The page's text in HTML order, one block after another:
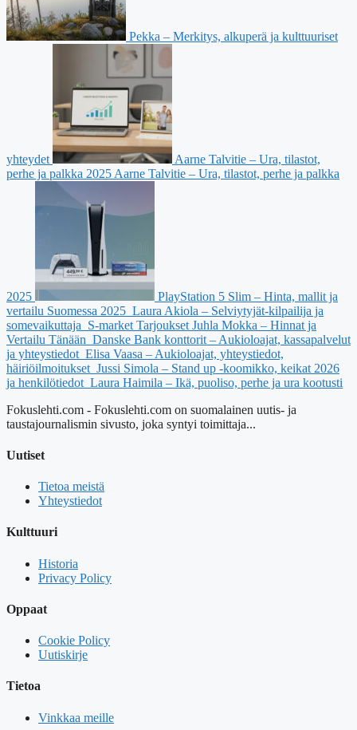
Pekka – Merkitys, alkuperä ja kulttuuriset
yhteydet
Aarne Talvitie – Ura, tilastot,
perhe ja palkka 2025 Aarne Talvitie – Ura, tilastot, perhe ja palkka
2025
PlayStation 5 Slim – Hinta, mallit ja
vertailu Suomessa 2025 Laura Akiola – Selviytyjät-kilpailija ja
somevaikuttaja S-market Tarjoukset Juhla Mokka – Hinnat ja
Vertailu Tänään Danske Bank konttorit – Aukioloajat, kassapalvelut
ja yhteystiedot Elisa Vaasa – Aukioloajat, yhteystiedot,
häiriöilmoitukset Jussi Simola – Stand up -koomikko, keikat 2026
ja henkilötiedot Laura Haimila – Ikä, puoliso, perhe ja ura kootusti
Fokuslehti.com - Fokuslehti.com on suomalainen uutis- ja
taustajournalismin sivusto, joka syntyi toimittaja...
Uutiset
Tietoa meistä
Yhteystiedot
Kulttuuri
Historia
Privacy Policy
Oppaat
Cookie Policy
Uutiskirje
Tietoa
Vinkkaa meille